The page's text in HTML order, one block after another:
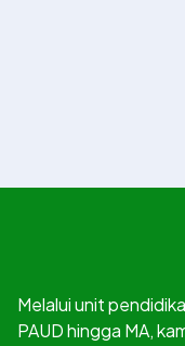
Melalui unit
PAUD hingga MA,